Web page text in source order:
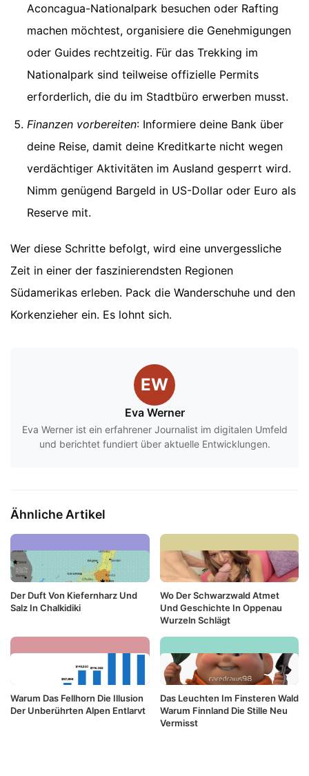
Aconcagua-Nationalpark besuchen oder Rafting
machen möchtest, organisiere die Genehmigungen
oder Guides rechtzeitig. Für das Trekking im
Nationalpark sind teilweise offizielle Permits
erforderlich, die du im Stadtbüro erwerben musst.
Finanzen vorbereiten: Informiere deine Bank über
deine Reise, damit deine Kreditkarte nicht wegen
verdächtiger Aktivitäten im Ausland gesperrt wird.
Nimm genügend Bargeld in US-Dollar oder Euro als
Reserve mit.
Wer diese Schritte befolgt, wird eine unvergessliche
Zeit in einer der faszinierendsten Regionen
Südamerikas erleben. Pack die Wanderschuhe und den
Korkenzieher ein. Es lohnt sich.
EW
Eva Werner
Eva Werner ist ein erfahrener Journalist im digitalen Umfeld
und berichtet fundiert über aktuelle Entwicklungen.
Ähnliche Artikel
Der Duft Von Kiefernharz Und
Salz In Chalkidiki
Wo Der Schwarzwald Atmet
Und Geschichte In Oppenau
Wurzeln Schlägt
Warum Das Fellhorn Die Illusion
Der Unberührten Alpen Entlarvt
Das Leuchten Im Finsteren Wald
Warum Finnland Die Stille Neu
Vermisst